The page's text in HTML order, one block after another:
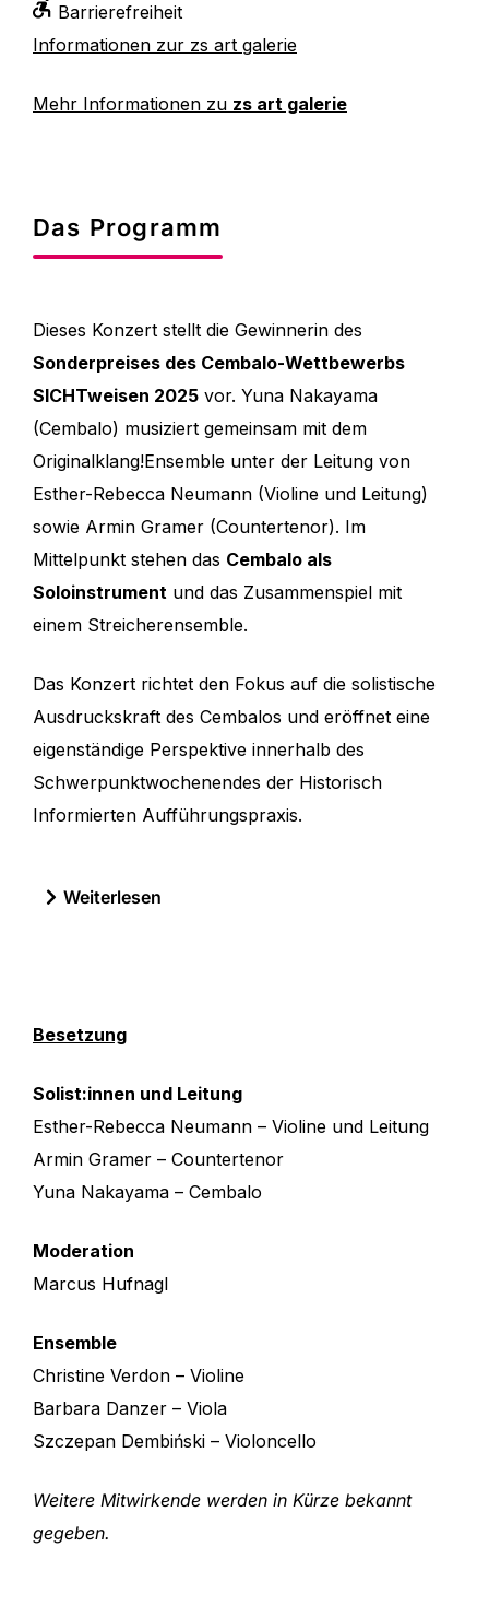
Barrierefreiheit
Informationen zur zs art galerie
Mehr Informationen zu zs art galerie
Das Programm
Dieses Konzert stellt die Gewinnerin des
Sonderpreises des Cembalo-Wettbewerbs
SICHTweisen 2025 vor. Yuna Nakayama
(Cembalo) musiziert gemeinsam mit dem
Originalklang!Ensemble unter der Leitung von
Esther-Rebecca Neumann (Violine und Leitung)
sowie Armin Gramer (Countertenor). Im
Mittelpunkt stehen das Cembalo als
Soloinstrument und das Zusammenspiel mit
einem Streicherensemble.
Das Konzert richtet den Fokus auf die solistische
Ausdruckskraft des Cembalos und eröffnet eine
eigenständige Perspektive innerhalb des
Schwerpunktwochenendes der Historisch
Informierten Aufführungspraxis.
Weiterlesen
Besetzung
Solist:innen und Leitung
Esther-Rebecca Neumann – Violine und Leitung
Armin Gramer – Countertenor
Yuna Nakayama – Cembalo
Moderation
Marcus Hufnagl
Ensemble
Christine Verdon – Violine
Barbara Danzer – Viola
Szczepan Dembiński – Violoncello
Weitere Mitwirkende werden in Kürze bekannt
gegeben.